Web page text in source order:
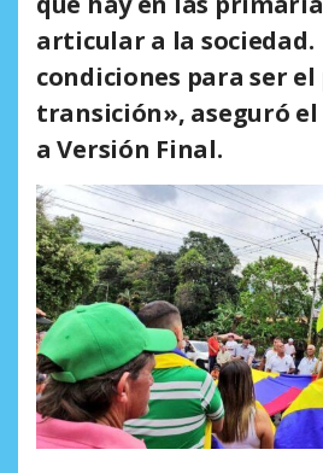
articular a la sociedad.
condiciones para ser
transición», aseguró
aVersión Final.